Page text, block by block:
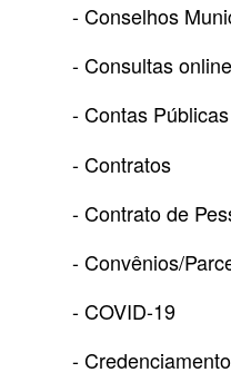
- Conselhos
- Consultas online
- Contas
- Contratos
- Contrato de
- Convênios/
- COVID-19
- Credenciamento